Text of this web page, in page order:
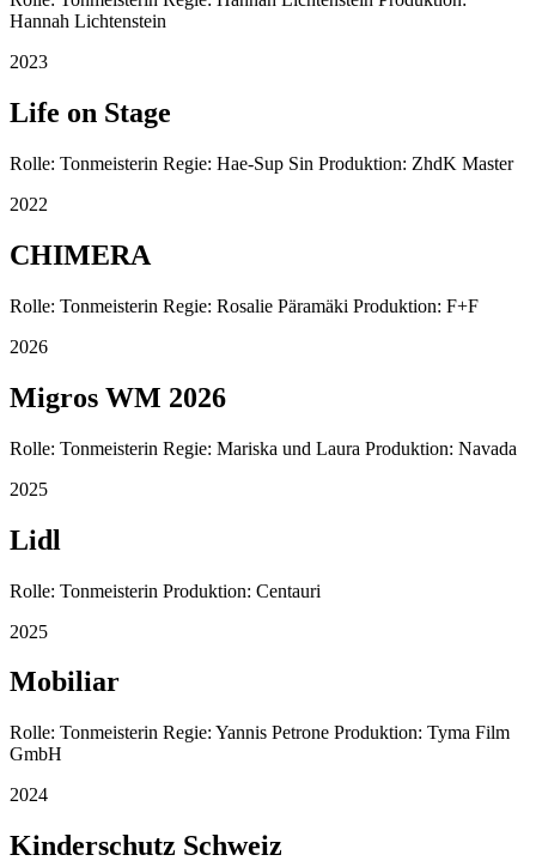
Hannah Lichtenstein
2023
Life on Stage
Rolle: Tonmeisterin Regie: Hae-Sup Sin Produktion: ZhdK Master
2022
CHIMERA
Rolle: Tonmeisterin Regie: Rosalie Päramäki Produktion: F+F
2026
Migros WM 2026
Rolle: Tonmeisterin Regie: Mariska und Laura Produktion: Navada
2025
Lidl
Rolle: Tonmeisterin Produktion: Centauri
2025
Mobiliar
Rolle: Tonmeisterin Regie: Yannis Petrone Produktion: Tyma Film
GmbH
2024
Kinderschutz Schweiz